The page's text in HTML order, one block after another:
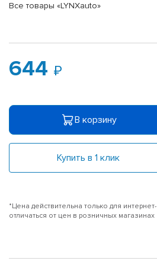
Все товары «LYNXauto»
644
В корзину
Купить в 1 клик
*Цена действительна только для
отличаться от цен в розничных магазинах